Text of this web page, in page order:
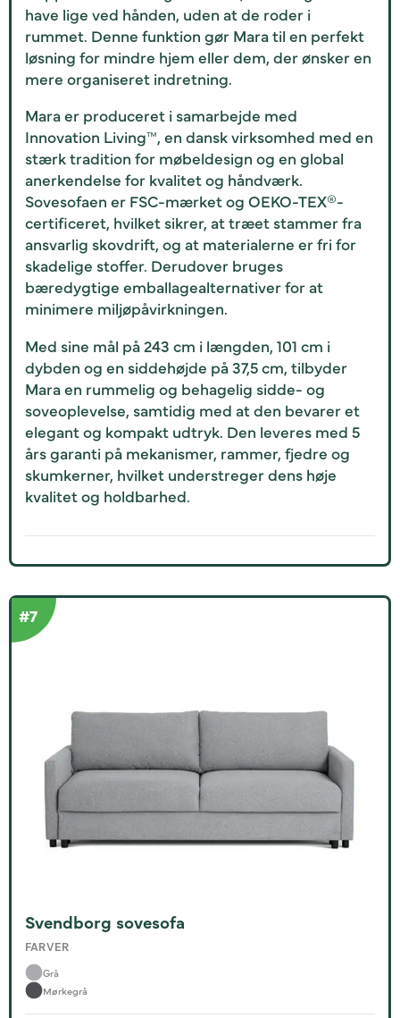
have lige ved hånden, uden at de roder i
rummet. Denne funktion gør Mara til en perfekt
løsning for mindre hjem eller dem, der ønsker en
mere organiseret indretning.
Mara er produceret i samarbejde med
Innovation Living™, en dansk virksomhed med en
stærk tradition for møbeldesign og en global
anerkendelse for kvalitet og håndværk.
Sovesofaen er FSC-mærket og OEKO-TEX®-
certificeret, hvilket sikrer, at træet stammer fra
ansvarlig skovdrift, og at materialerne er fri for
skadelige stoffer. Derudover bruges
bæredygtige emballagealternativer for at
minimere miljøpåvirkningen.
Med sine mål på 243 cm i længden, 101 cm i
dybden og en siddehøjde på 37,5 cm, tilbyder
Mara en rummelig og behagelig sidde- og
soveoplevelse, samtidig med at den bevarer et
elegant og kompakt udtryk. Den leveres med 5
års garanti på mekanismer, rammer, fjedre og
skumkerner, hvilket understreger dens høje
kvalitet og holdbarhed.
Svendborg sovesofa
FARVER
Grå
Mørkegrå